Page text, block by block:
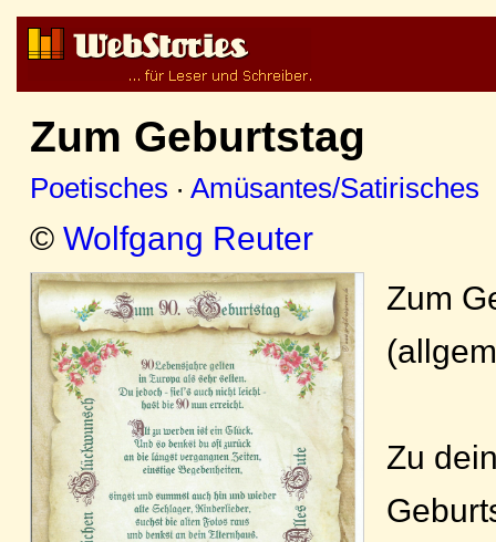
Zum Geburtstag
Poetisches · Amüsantes/Satirisches
© Wolfgang Reuter
Zum
Zu